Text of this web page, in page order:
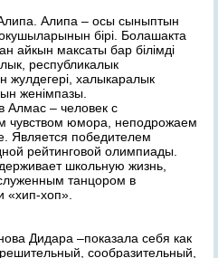
Алипа – осы сыныптын
окушыларынын бiрi. Болашакта
айкын максаты бар бiлiмдi
республикалык
жулдегерi, халыкаралык
женiмпазы.
Алмас – человек с
чувством юмора, неподрожаем
Является победителем
рейтинговой олимпиады.
школьную жизнь,
танцором в
«хип-хоп».
Дидара –показала себя как
сообразительный,